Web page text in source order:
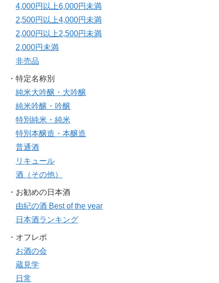
4,000円以上6,000円未満
2,500円以上4,000円未満
2,000円以上2,500円未満
2,000円未満
非売品
・特定名称別
純米大吟醸・大吟醸
純米吟醸・吟醸
特別純米・純米
特別本醸造・本醸造
普通酒
リキュール
酒（その他）
・お勧めの日本酒
由紀の酒 Best of the year
日本酒ランキング
・オフレポ
お酒の会
蔵見学
日常